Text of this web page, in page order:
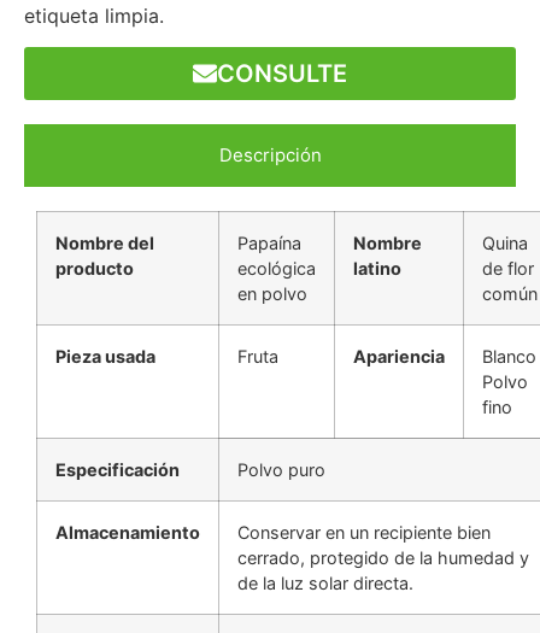
etiqueta limpia.
CONSULTE
Descripción
Nombre del
producto
Papaína
ecológica
en polvo
Nombre
latino
Quina
de flor
común
Pieza usada Fruta Apariencia
Blanco
Polvo
fino
Especificación Polvo puro
Almacenamiento
Conservar en un recipiente bien
cerrado, protegido de la humedad y
de la luz solar directa.